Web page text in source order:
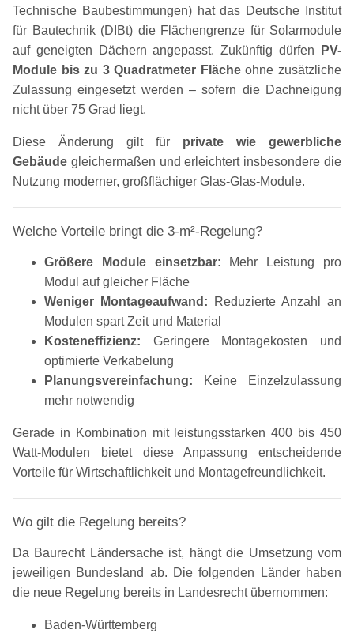
Technische Baubestimmungen) hat das Deutsche Institut
für Bautechnik (DIBt) die Flächengrenze für Solarmodule
auf geneigten Dächern angepasst. Zukünftig dürfen
PV-
Module bis zu 3 Quadratmeter Flächeohne zusätzliche
Zulassung eingesetzt werden – sofern die Dachneigung
nicht über 75 Grad liegt.
Diese Änderung gilt für private wie gewerbliche
Gebäude gleichermaßen und erleichtert insbesondere die
Nutzung moderner, großflächiger Glas-Glas-Module.
Welche Vorteile bringt die 3-m²-Regelung?
Größere Module einsetzbar: Mehr Leistung pro
Modul auf gleicher Fläche
Weniger Montageaufwand: Reduzierte Anzahl an
Modulen spart Zeit und Material
Kosteneffizienz: Geringere Montagekosten und
optimierte Verkabelung
Planungsvereinfachung: Keine Einzelzulassung
mehr notwendig
Gerade in Kombination mit leistungsstarken 400 bis 450
Watt-Modulen bietet diese Anpassung entscheidende
Vorteile für Wirtschaftlichkeit und Montagefreundlichkeit.
Wo gilt die Regelung bereits?
Da Baurecht Ländersache ist, hängt die Umsetzung vom
jeweiligen Bundesland ab. Die folgenden Länder haben
die neue Regelung bereits in Landesrecht übernommen:
Baden-Württemberg